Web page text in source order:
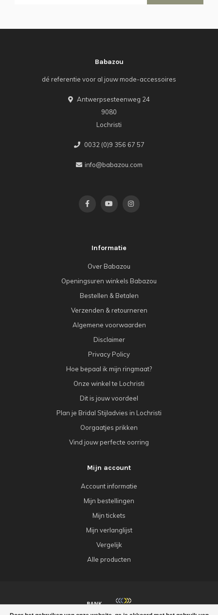
Babazou
dé referentie voor al jouw mode-accessoires
Antwerpsesteenweg 24
9080
Lochristi
0032 (0)9 356 67 57
info@babazou.com
Informatie
Over Babazou
Openingsuren winkels Babazou
Bestellen & Betalen
Verzenden & retourneren
Algemene voorwaarden
Disclaimer
Privacy Policy
Hoe bepaal ik mijn ringmaat?
Onze winkel te Lochristi
Dit is jouw voordeel
Plan je Bridal Stijladvies in Lochristi
Oorgaatjes prikken
Vind jouw perfecte oorring
Mijn account
Account informatie
Mijn bestellingen
Mijn tickets
Mijn verlanglijst
Vergelijk
Alle producten